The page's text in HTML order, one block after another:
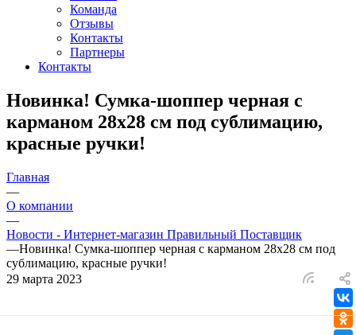
Команда
Отзывы
Контакты
Партнеры
Контакты
Новинка! Сумка-шоппер черная с
карманом 28х28 см под сублимацию,
красные ручки!
Главная
—
О компании
—
Новости - Интернет-магазин Правильный Поставщик
—Новинка! Сумка-шоппер черная с карманом 28х28 см под
сублимацию, красные ручки!
29 марта 2023